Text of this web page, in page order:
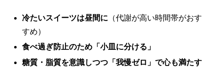
冷たいスイーツは昼間に （代謝が高い時間帯がおす
すめ）
食べ過ぎ防止のため「小皿に分ける」
糖質・脂質を意識しつつ「我慢ゼロ」で心も満たす